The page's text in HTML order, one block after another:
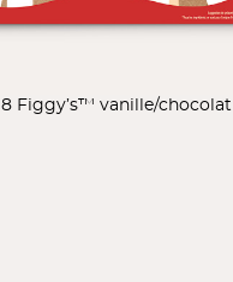
8 Figgy’s™ vanille/chocolat